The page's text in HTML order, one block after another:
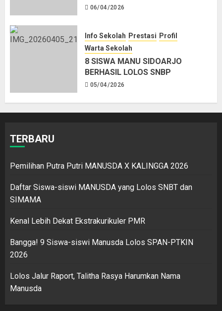
06/04/2026
Info Sekolah Prestasi Profil
Warta Sekolah
8 SISWA MANU SIDOARJO
BERHASIL LOLOS SNBP
05/04/2026
TERBARU
Pemilihan Putra Putri MANUSDA X KALINGGA 2026
Daftar Siswa-siswi MANUSDA yang Lolos SNBT dan
SIMAMA
Kenal Lebih Dekat Ekstrakurikuler PMR
Bangga! 9 Siswa-siswi Manusda Lolos SPAN-PTKIN
2026
Lolos Jalur Raport, Talitha Rasya Harumkan Nama
Manusda